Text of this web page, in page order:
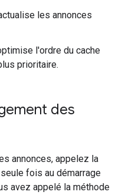
les annonces
l'ordre du cache
prioritaire.
des
annonces, appelez la
fois au démarrage
avez appelé la méthode